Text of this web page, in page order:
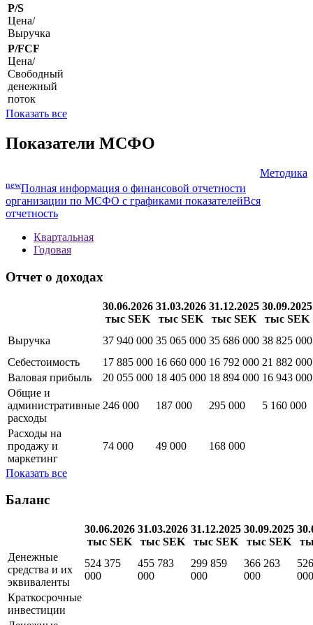
P/S
Цена/
Выручка
P/FCF
Цена/
Свободный
денежный
поток
Показать все
Показатели МСФО
Методика
newПолная информация о финансовой отчетности
организации по МСФО с графиками показателейВся
отчетность
Квартальная
Годовая
Отчет о доходах
30.06.2026
тыс SEK
31.03.2026
тыс SEK
31.12.2025
тыс SEK
30.09.2025
тыс SEK
Выручка
37 940 000 35 065 000 35 686 000 38 825 000
Себестоимость
17 885 000 16 660 000 16 792 000 21 882 000
Валовая прибыль
20 055 000 18 405 000 18 894 000 16 943 000
Общие и
административные
расходы
246 000 187 000 295 000 5 160 000
Расходы на
продажу и
маркетинг
74 000 49 000 168 000
Показать все
Баланс
30.06.2026
тыс SEK
31.03.2026
тыс SEK
31.12.2025
тыс SEK
30.09.2025
тыс SEK
Денежные
средства и их
эквиваленты
524 375
000
455 783
000
299 859
000
366 263
000
000
Краткосрочные
инвестиции